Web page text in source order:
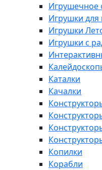
Игрушечное
Игрушки для
Игрушки
Игрушки с
Каталки
Качалки
Копилки
Корабли